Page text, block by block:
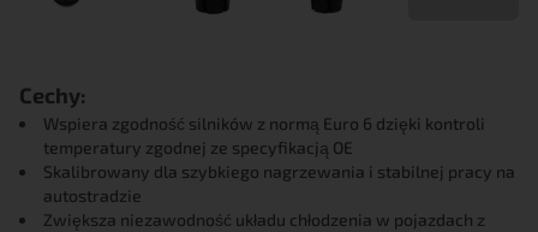
Cechy:
Wspiera zgodność silników z normą Euro 6 dzięki kontroli
temperatury zgodnej ze specyfikacją OE
Skalibrowany dla szybkiego nagrzewania i stabilnej pracy na
autostradzie
Zwiększa niezawodność układu chłodzenia w pojazdach z